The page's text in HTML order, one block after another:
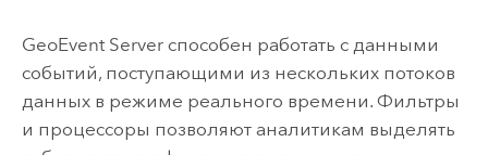
GeoEvent Serverспособен работать с данными
событий, поступающими из нескольких потоков
данных в режиме реального времени. Фильтры
и процессоры позволяют аналитикам выделять